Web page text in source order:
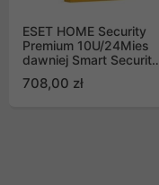
ESET HOME Security
Premium 10U/24Mies
dawniej Smart Security
Premium
708,00 zł